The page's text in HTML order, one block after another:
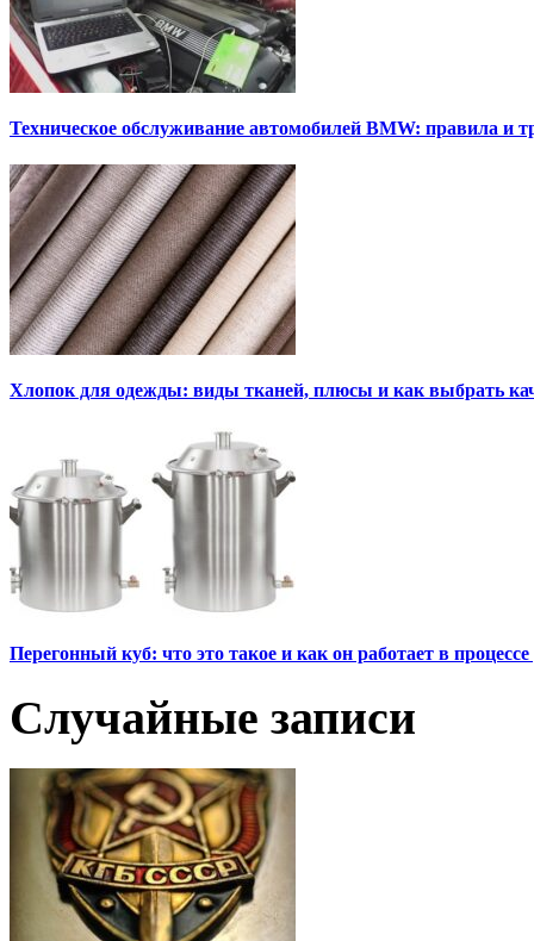
Техническое обслуживание автомобилей BMW: правила и
Хлопок для одежды: виды тканей, плюсы и как выбрать
Перегонный куб: что это такое и как он работает в
Случайные записи